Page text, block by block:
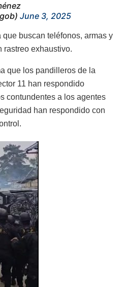
June 3, 2025
que buscan teléfonos, armas y
rastreo exhaustivo.
que los pandilleros de la
11 han respondido
contundentes a los agentes
han respondido con